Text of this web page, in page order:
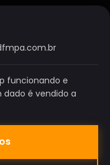
funcionando e
dado é vendido a